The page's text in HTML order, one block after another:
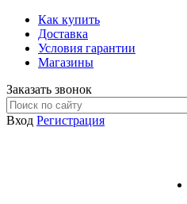
Как купить
Доставка
Условия гарантии
Магазины
Заказать звонок
Вход Регистрация